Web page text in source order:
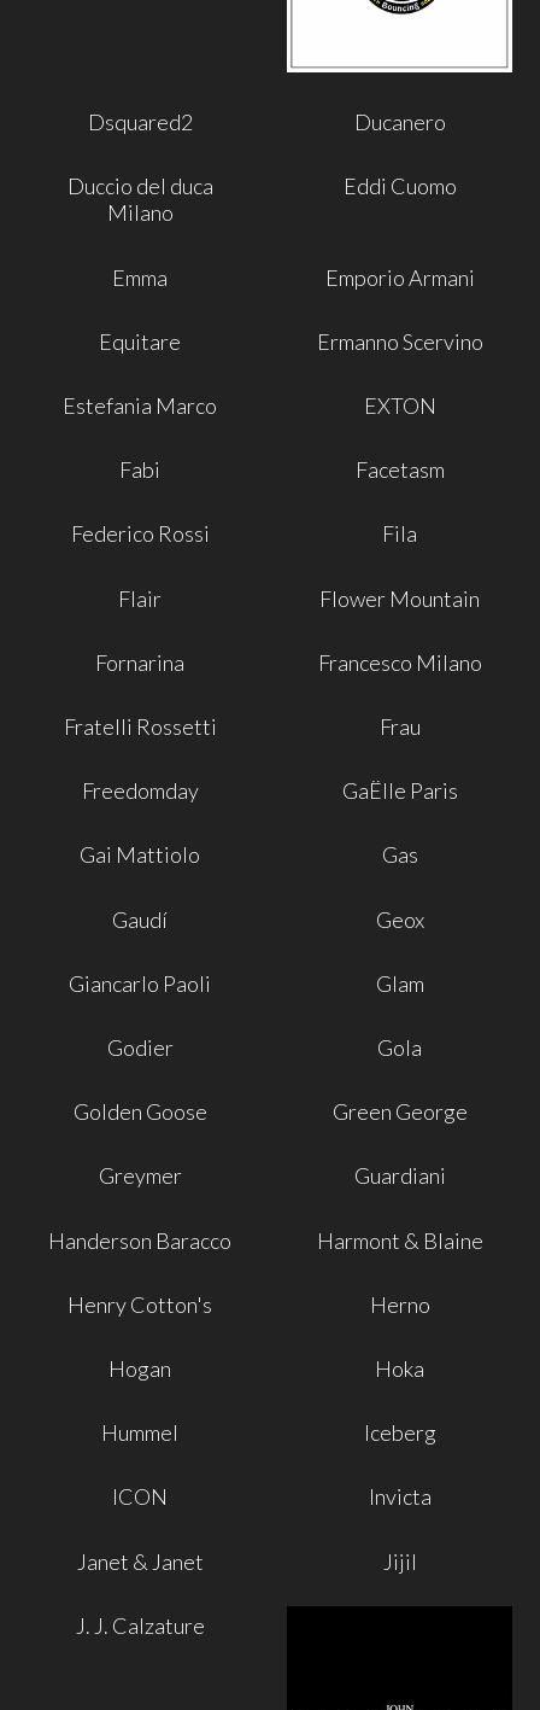
Dsquared2 Ducanero
Duccio del duca
Milano
Eddi Cuomo
Emma Emporio Armani
Equitare Ermanno Scervino
Estefania Marco EXTON
Fabi Facetasm
Federico Rossi Fila
Flair Flower Mountain
Fornarina Francesco Milano
Fratelli Rossetti Frau
Freedomday GaËlle Paris
Gai Mattiolo Gas
Gaudí Geox
Giancarlo Paoli Glam
Godier Gola
Golden Goose Green George
Greymer Guardiani
Handerson Baracco Harmont & Blaine
Henry Cotton's Herno
Hogan Hoka
Hummel Iceberg
ICON Invicta
Janet & Janet Jijil
J. J. Calzature